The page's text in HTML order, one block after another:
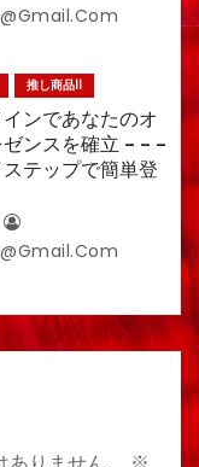
推し商品II
ンであなたのオ
ンスを確立 – – –
テップで簡単登